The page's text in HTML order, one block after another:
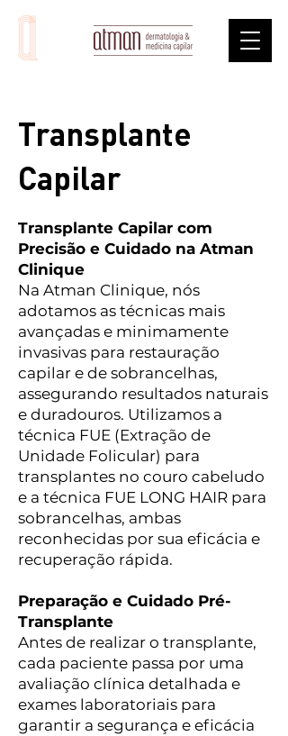
Transplante
Capilar
Transplante Capilar com
Precisão e Cuidado na Atman
Clinique
Na Atman Clinique, nós
adotamos as técnicas mais
avançadas e minimamente
invasivas para restauração
capilar e de sobrancelhas,
assegurando resultados naturais
e duradouros. Utilizamos a
técnica FUE (Extração de
Unidade Folicular) para
transplantes no couro cabeludo
e a técnica FUE LONG HAIR para
sobrancelhas, ambas
reconhecidas por sua eficácia e
recuperação rápida.
Preparação e Cuidado Pré-
Transplante
Antes de realizar o transplante,
cada paciente passa por uma
avaliação clínica detalhada e
exames laboratoriais para
garantir a segurança e eficácia